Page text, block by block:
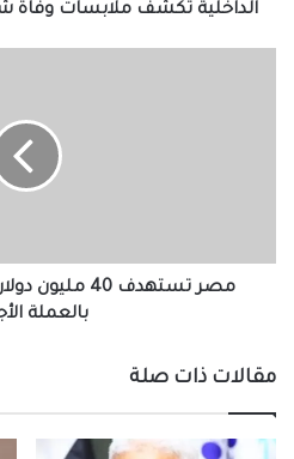
الداخلية تكشف ملابسات
القطارات
بالعملة
مصر تستهدف 40
بالعملة
مقالات ذات صلة